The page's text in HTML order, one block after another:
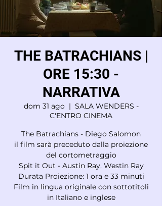
THE BATRACHIANS |
ORE 15:30 -
NARRATIVA
dom 31 ago
  |
SALA WENDERS -
C'ENTRO CINEMA
The Batrachians - Diego Salomon
il film sarà preceduto dalla proiezione
del cortometraggio
Spit it Out - Austin Ray, Westin Ray
Durata Proiezione: 1 ora e 33 minuti
Film in lingua originale con sottotitoli
in Italiano e inglese